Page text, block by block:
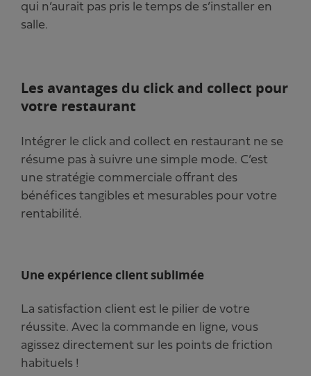
qui n’aurait pas pris le temps de s’installer en
salle.
Les avantages du click and collect pour
votre restaurant
Intégrer le click and collect en restaurant ne se
résume pas à suivre une simple mode. C’est
une stratégie commerciale offrant des
bénéfices tangibles et mesurables pour votre
rentabilité.
Une expérience client sublimée
La satisfaction client est le pilier de votre
réussite. Avec la commande en ligne, vous
agissez directement sur les points de friction
habituels !